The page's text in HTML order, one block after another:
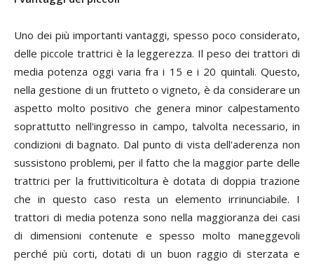
Uno dei più importanti vantaggi, spesso poco considerato,
delle piccole trattrici è la leggerezza. Il peso dei trattori di
media potenza oggi varia fra i 15 e i 20 quintali. Questo,
nella gestione di un frutteto o vigneto, è da considerare un
aspetto molto positivo che genera minor calpestamento
soprattutto nell'ingresso in campo, talvolta necessario, in
condizioni di bagnato. Dal punto di vista dell'aderenza non
sussistono problemi, per il fatto che la maggior parte delle
trattrici per la fruttiviticoltura è dotata di doppia trazione
che in questo caso resta un elemento irrinunciabile. I
trattori di media potenza sono nella maggioranza dei casi
di dimensioni contenute e spesso molto maneggevoli
perché più corti, dotati di un buon raggio di sterzata e